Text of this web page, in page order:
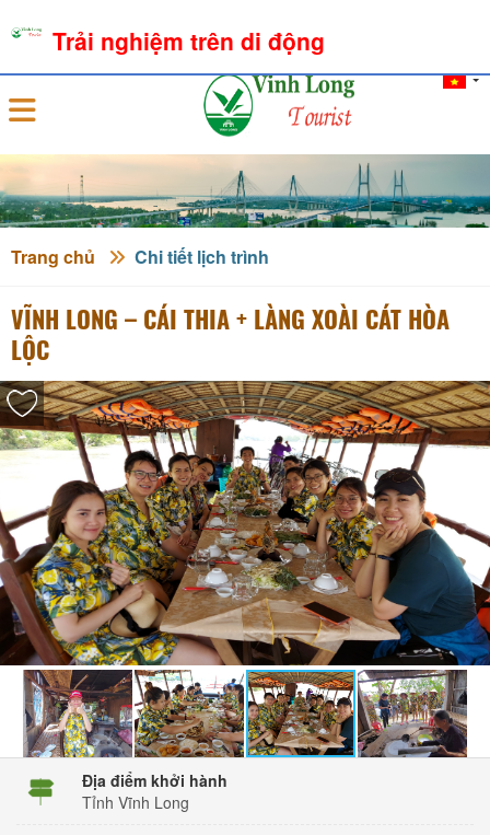
Đăng nhập
Trang chủ Chi tiết lịch trình
VĨNH LONG – CÁI THIA + LÀNG XOÀI CÁT HÒA
LỘC
Địa điểm khởi hành
Tỉnh Vĩnh Long
Trải nghiệm trên di động